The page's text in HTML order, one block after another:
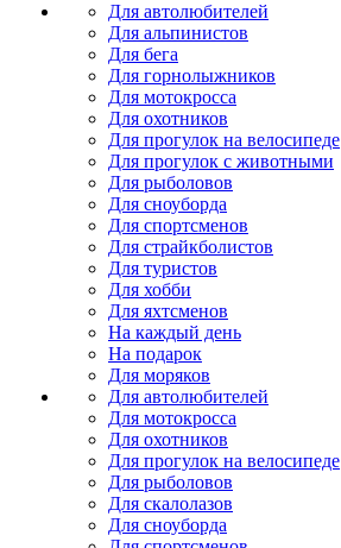
Для автолюбителей
Для альпинистов
Для бега
Для горнолыжников
Для мотокросса
Для охотников
Для прогулок на велосипеде
Для прогулок с животными
Для рыболовов
Для сноуборда
Для спортсменов
Для страйкболистов
Для туристов
Для хобби
Для яхтсменов
На каждый день
На подарок
Для моряков
Для автолюбителей
Для мотокросса
Для охотников
Для прогулок на велосипеде
Для рыболовов
Для скалолазов
Для сноуборда